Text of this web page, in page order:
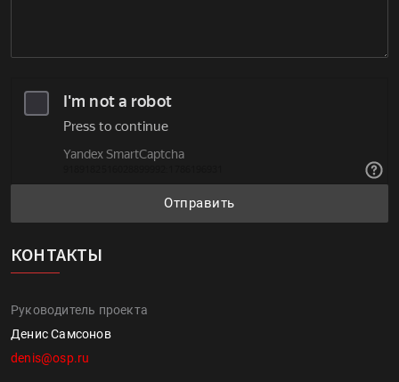
Отправить
КОНТАКТЫ
Руководитель проекта
Денис Самсонов
denis@osp.ru